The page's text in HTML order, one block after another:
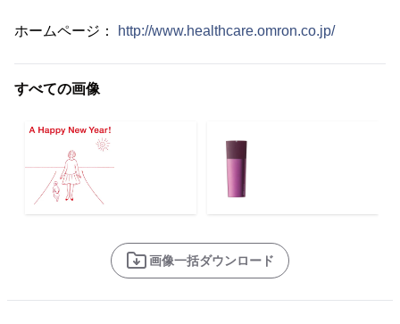
ホームページ： http://www.healthcare.omron.co.jp/
すべての画像
画像一括ダウンロード